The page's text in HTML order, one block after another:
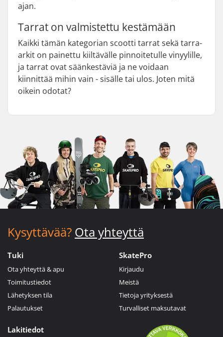
ajan.
Tarrat on valmistettu kestämään
Kaikki tämän kategorian scootti tarrat sekä tarra-
arkit on painettu kiiltävälle pinnoitetulle vinyylille,
ja tarrat ovat säänkestäviä ja ne voidaan
kiinnittää mihin vain - sisälle tai ulos. Joten mitä
oikein odotat?
Kysyttävää? Ota yhteyttä
Tuki
Ota yhteyttä & apu
Toimitustiedot
Lähetyksen tila
Palautukset
SkatePro
Kirjaudu
Meistä
Tietoja yrityksestä
Turvalliset maksutavat
Lakitiedot